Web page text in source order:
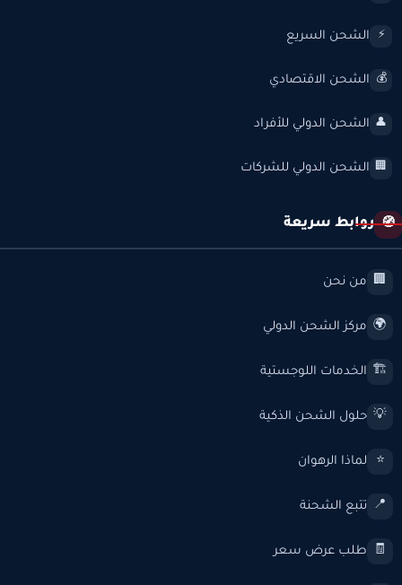
⚡ الشحن السريع
💰 الشحن الاقتصادي
👤 الشحن الدولي للأفراد
🏢 الشحن الدولي للشركات
🧭 روابط سريعة
🏢 من نحن
🌍 مركز الشحن الدولي
🏗️ الخدمات اللوجستية
💡 حلول الشحن الذكية
⭐ لماذا الرهوان
📍 تتبع الشحنة
🧾 طلب عرض سعر